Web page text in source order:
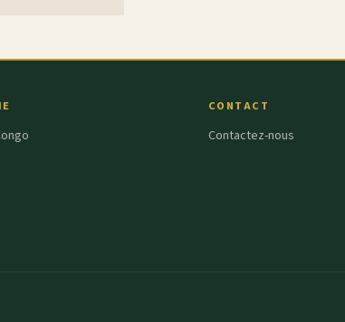
CONTACT
Contactez-nous